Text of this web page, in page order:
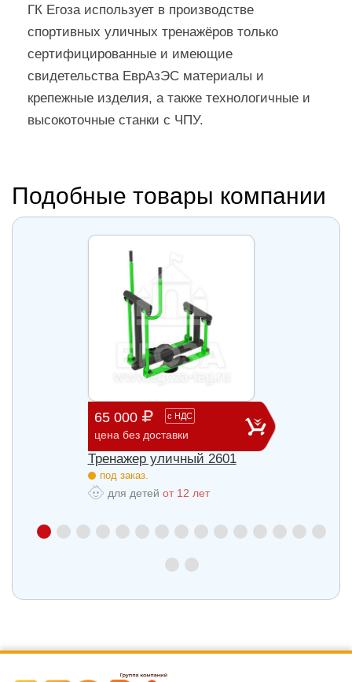
ГК Егоза использует в производстве
спортивных уличных тренажёров только
сертифицированные и имеющие
свидетельства ЕврАзЭС материалы и
крепежные изделия, а также технологичные и
высокоточные станки с ЧПУ.
Подобные товары компании
65 000 с НДС
цена без доставки
Тренажер уличный 2601
под заказ.
для детей от 12 лет